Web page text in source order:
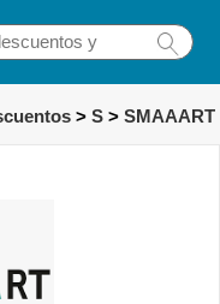
> S > SMAAART